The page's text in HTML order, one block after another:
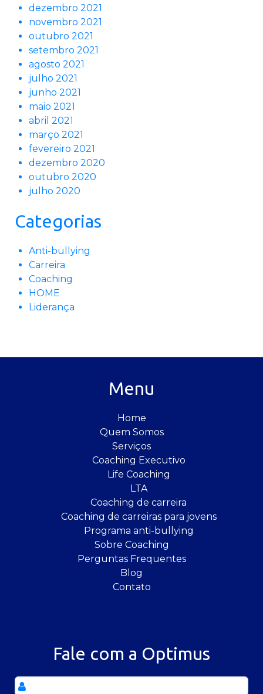
dezembro 2021
novembro 2021
outubro 2021
setembro 2021
agosto 2021
julho 2021
junho 2021
maio 2021
abril 2021
março 2021
fevereiro 2021
dezembro 2020
outubro 2020
julho 2020
Categorias
Anti-bullying
Carreira
Coaching
HOME
Liderança
Menu
Home
Quem Somos
Serviços
Coaching Executivo
Life Coaching
LTA
Coaching de carreira
Coaching de carreiras para jovens
Programa anti-bullying
Sobre Coaching
Perguntas Frequentes
Blog
Contato
Fale com a Optimus